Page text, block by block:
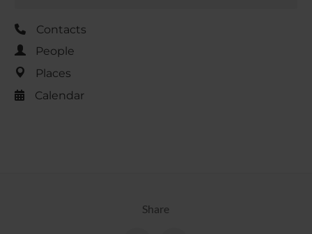
Contacts
People
Places
Calendar
Share